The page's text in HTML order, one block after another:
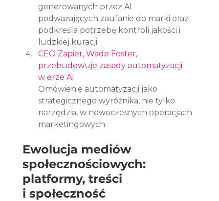
generowanych przez AI
podważających zaufanie do marki oraz
podkreśla potrzebę kontroli jakości i
ludzkiej kuracji.
CEO Zapier, Wade Foster,
przebudowuje zasady automatyzacji
w erze AI
Omówienie automatyzacji jako
strategicznego wyróżnika, nie tylko
narzędzia, w nowoczesnych operacjach
marketingowych.
Ewolucja mediów
społecznościowych:
platformy, treści
i społeczność